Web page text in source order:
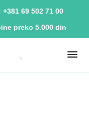
preko 5.000 din
+381 69 502 71 00